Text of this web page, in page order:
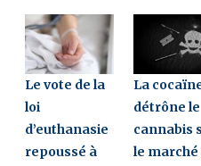
Le vote de la
loi
d’euthanasie
repoussé à
La
détrône le
cannabis
le marché